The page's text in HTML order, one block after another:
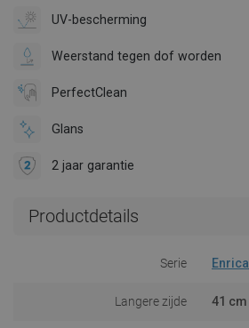
UV-bescherming
Weerstand tegen dof worden
PerfectClean
Glans
2 jaar garantie
Productdetails
Serie Enrica
Langere zijde 41 cm